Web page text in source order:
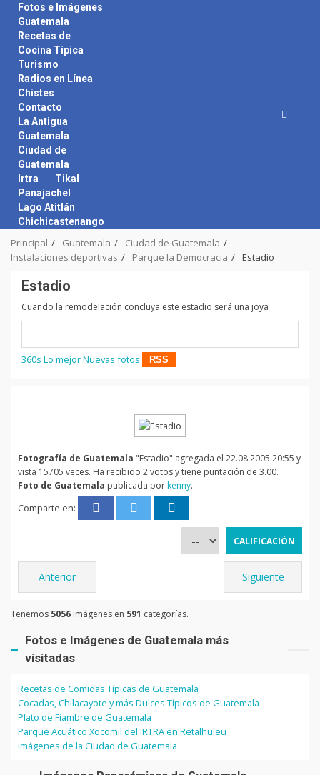
content
Fotos e Imágenes
Guatemala
Recetas de
Cocina Típica
Turismo
Radios en Línea
Chistes
Contacto
La Antigua
Guatemala
Ciudad de
Guatemala
Irtra
Tikal
Panajachel
Lago Atitlán
Chichicastenango
Principal Guatemala
Ciudad de Guatemala
Instalaciones deportivas
Parque la Democracia Estadio
Estadio
Cuando la remodelación concluya este estadio será una joya
360s Lo mejorNuevas fotos RSS
Fotografía de Guatemala "Estadio" agregada el 22.08.2005 20:55 y
vista 15705 veces. Ha recibido 2 votos y tiene puntación de 3.00.
Foto de Guatemala publicada porkenny.
Comparte en:
Anterior Siguiente
Tenemos 5056 imágenes en 591 categorías.
Fotos e Imágenes de Guatemala más
visitadas
Recetas de Comidas Típicas de Guatemala
Cocadas, Chilacayote y más Dulces Típicos de Guatemala
Plato de Fiambre de Guatemala
Parque Acuático Xocomil del IRTRA en Retalhuleu
Imágenes de la Ciudad de Guatemala